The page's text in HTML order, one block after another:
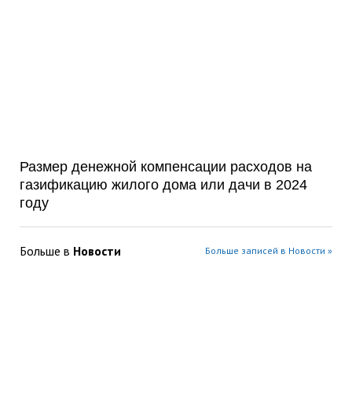
Размер денежной компенсации расходов на
газификацию жилого дома или дачи в 2024
году
Больше в Новости Больше записей в Новости »